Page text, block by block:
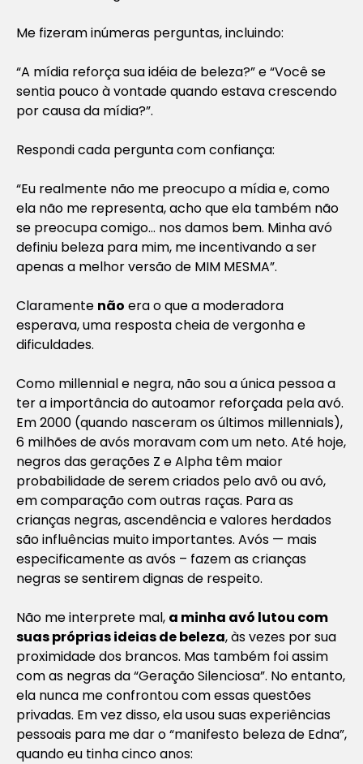
Me fizeram inúmeras perguntas, incluindo:
“A mídia reforça sua idéia de beleza?”e“Você se
sentia pouco à vontade quando estava crescendo
por causa da mídia?”.
Respondi cada pergunta com confiança:
“Eu realmente não me preocupo a mídia e, como
ela não me representa, acho que ela também não
se preocupa comigo… nos damos bem. Minha avó
definiu beleza para mim, me incentivando a ser
apenas a melhor versão de MIM MESMA”.
Claramente não era o que a moderadora
esperava, uma resposta cheia de vergonha e
dificuldades.
Como millennial e negra, não sou a única pessoa a
ter a importância do autoamor reforçada pela avó.
Em 2000 (quando nasceram os últimos millennials),
6 milhões de avós moravam com um neto. Até hoje,
negros das gerações Z e Alpha têm maior
probabilidade de serem criados pelo avô ou avó,
em comparação com outras raças. Para as
crianças negras, ascendência e valores herdados
são influências muito importantes. Avós — mais
especificamente as avós – fazem as crianças
negras se sentirem dignas de respeito.
Não me interprete mal, a minha avó lutou com
suas próprias ideias de beleza, às vezes por sua
proximidade dos brancos. Mas também foi assim
com as negras da “Geração Silenciosa”. No entanto,
ela nunca me confrontou com essas questões
privadas. Em vez disso, ela usou suas experiências
pessoais para me dar o “manifesto beleza de Edna”,
quando eu tinha cinco anos: